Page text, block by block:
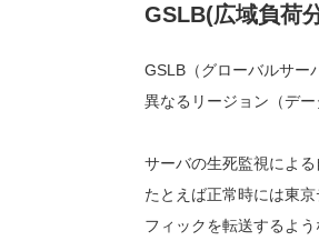
GSLB(広域負荷
GSLB（グローバルサー
異なるリージョン（デ
サーバの生死監視による
たとえば正常時には東
フィックを転送するよう